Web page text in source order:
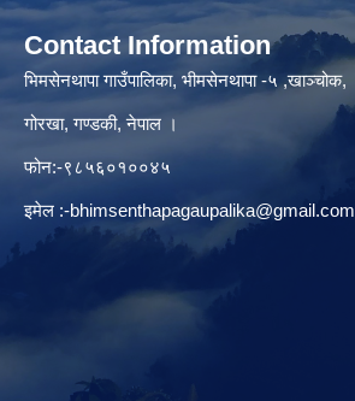
Contact Information
भिमसेनथापा गाउँपालिका, भीमसेनथापा -५ ,खाञ्चोक,
गोरखा, गण्डकी, नेपाल ।
फोन:-९८५६०१००४५
इमेल :-bhimsenthapagaupalika@gmail.com